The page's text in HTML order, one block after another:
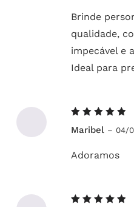
Brinde
qualidade,
impecável e
Ideal para
5de 5
Maribel – 04/
Adoramos